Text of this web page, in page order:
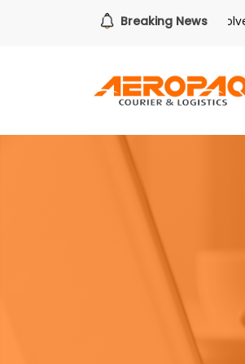
Breaking News
Para todo lo que viene. Volver